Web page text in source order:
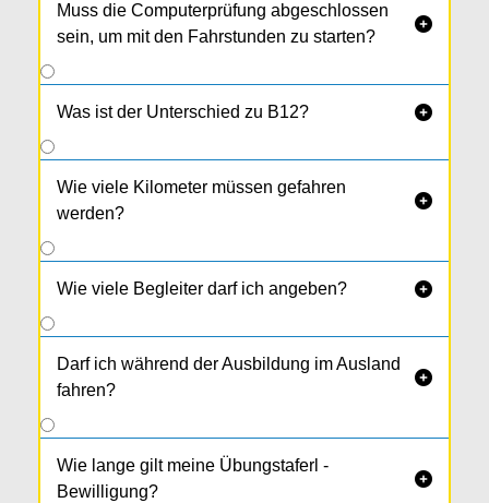
Muss die Computerprüfung abgeschlossen
sein, um mit den Fahrstunden zu starten?

Was ist der Unterschied zu B12? 
Wie viele Kilometer müssen gefahren
werden?

Wie viele Begleiter darf ich angeben? 
Darf ich während der Ausbildung im Ausland
fahren?

Wie lange gilt meine Übungstaferl -
Bewilligung?
